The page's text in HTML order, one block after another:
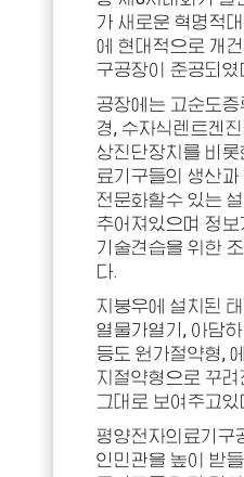
가 새로운 혁명적
에 현대적으로 개
구공장이 준공되였
공장에는 고순도증
경, 수자식렌트겐
상진단장치를 비
료기구들의 생산
전문화할수 있는
추어져있으며 정
기술견습을 위한
다.
지붕우에 설치된
열물가열기, 아담
등도 원가절약형,
지절약형으로 꾸
그대로 보여주고있
평양전자의료기구
인민관을 높이 받